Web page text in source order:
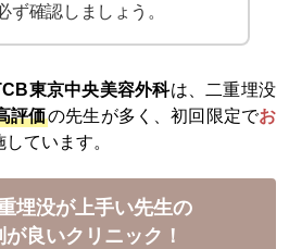
ず確認しましょう。
東京中央美容外科は、二重埋没
評価の先生が多く、初回限定でお
しています。
埋没が上手い先生の
が良いクリニック！